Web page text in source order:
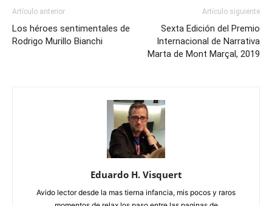
Artículo anterior
Los héroes sentimentales de
Rodrigo Murillo Bianchi
Artículo siguiente
Sexta Edición del Premio
Internacional de Narrativa
Marta de Mont Marçal, 2019
Eduardo H. Visquert
Avido lector desde la mas tierna infancia, mis pocos y raros